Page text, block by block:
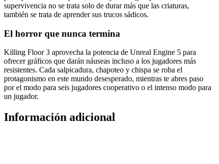
supervivencia no se trata solo de durar más que las criaturas,
también se trata de aprender sus trucos sádicos.
El horror que nunca termina
Killing Floor 3 aprovecha la potencia de Unreal Engine 5 para
ofrecer gráficos que darán náuseas incluso a los jugadores más
resistentes. Cada salpicadura, chapoteo y chispa se roba el
protagonismo en este mundo desesperado, mientras te abres paso
por el modo para seis jugadores cooperativo o el intenso modo para
un jugador.
Información adicional